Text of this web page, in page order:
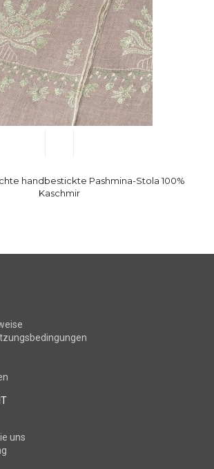
handbestickte Pashmina-Stola 100%
Kaschmir
uns